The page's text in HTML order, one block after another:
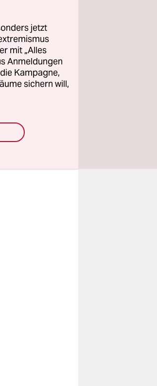
jetzt
mit „Alles
Anmeldungen
Kampagne,
sichern will,